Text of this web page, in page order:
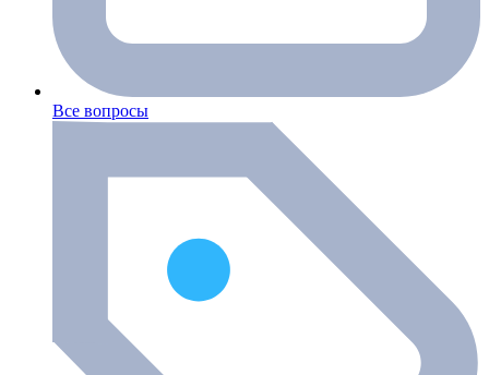
Все вопросы